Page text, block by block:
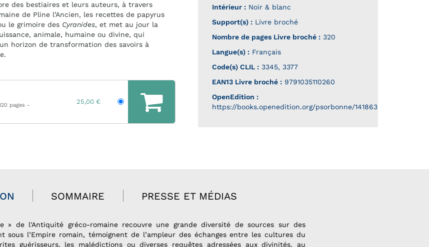
des bestiaires et leurs auteurs, à travers
de Pline l’Ancien, les recettes de papyrus
le grimoire des Cyranides, et met au jour la
animale, humaine ou divine, qui
horizon de transformation des savoirs à
pages
25,00 €
Intérieur : Noir & blanc
Support(s) : Livre broché
Nombre de pages Livre broché : 320
Langue(s) : Français
Code(s) CLIL : 3345, 3377
EAN13 Livre broché : 9791035110260
OpenEdition :
https://books.openedition.org/psorbonne/141863
SOMMAIRE PRESSE ET MÉDIAS
» de l'Antiquité gréco-romaine recouvre une grande diversité de sources sur des
sous l’Empire romain, témoignent de l’ampleur des échanges entre les cultures du
guérisseurs, les malédictions ou diverses requêtes adressées aux divinités, au